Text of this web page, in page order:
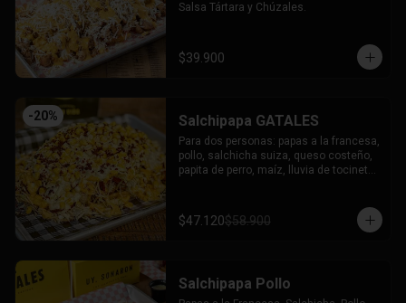
Salsa Tártara y Chúzales.
$39.900
-20% Salchipapa GATALES
Para dos personas: papas a la francesa,
pollo, salchicha suiza, queso costeño,
papita de perro, maíz, lluvia de tocineta,
$47.120$58.900
Salchipapa Pollo